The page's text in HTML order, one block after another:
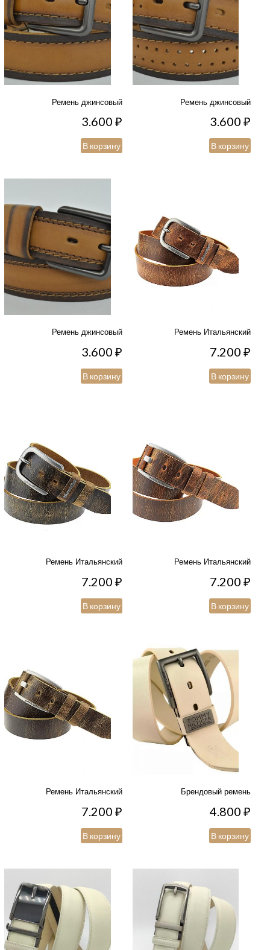
Ремень джинсовый
3.600₽
В корзину
Ремень джинсовый
3.600₽
В корзину
Ремень джинсовый
3.600₽
В корзину
Ремень Итальянский
7.200₽
В корзину
Ремень Итальянский
7.200₽
В корзину
Ремень Итальянский
7.200₽
В корзину
Ремень Итальянский
7.200₽
В корзину
Брендовый ремень
4.800₽
В корзину